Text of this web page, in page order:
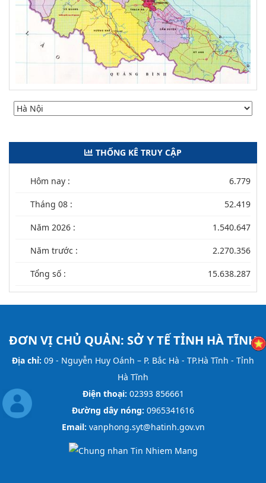
THỐNG KÊ TRUY CẬP
Hôm nay : 6.779
Tháng 08 : 52.419
Năm 2026 : 1.540.647
Năm trước : 2.270.356
Tổng số : 15.638.287
ĐƠN VỊ CHỦ QUẢN: SỞ Y TẾ TỈNH HÀ TĨNH
Địa chỉ: 09 - Nguyễn Huy Oánh – P. Bắc Hà - TP.Hà Tĩnh - Tỉnh
Hà Tĩnh
Điện thoại: 02393 856661
Đường dây nóng: 0965341616
Email: vanphong.syt@hatinh.gov.vn